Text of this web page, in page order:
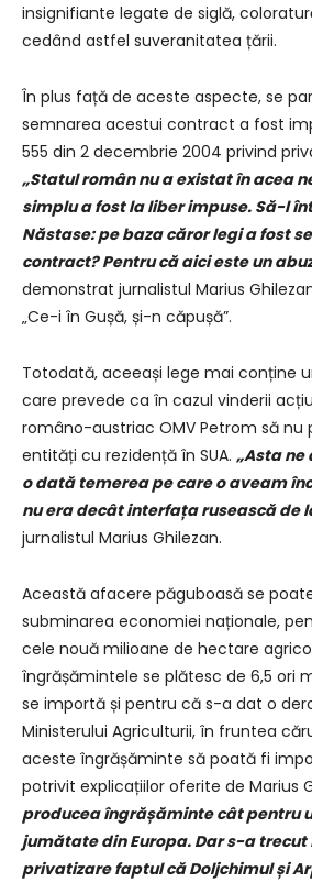
insignifiante legate de siglă,
cedând astfel suveranitatea țării.
În plus față de aceste aspecte, se
semnarea acestui contract a fost
555 din 2 decembrie 2004 privind
„Statul român nu a existat în acea
simplu a fost la liber impuse. Să-l
Năstase: pe baza căror legi a fost
contract? Pentru că aici este un
demonstrat jurnalistul Marius
„Ce-i în Gușă, și-n căpușă”.
Totodată, aceeași lege mai conține
care prevede ca în cazul vinderii
româno-austriac OMV Petrom să nu
entități cu rezidență în SUA. „Asta
o dată temerea pe care o aveam
nu era decât interfața rusească de
jurnalistul Marius Ghilezan.
Această afacere păguboasă se
subminarea economiei naționale,
cele nouă milioane de hectare
îngrășămintele se plătesc de 6,5 ori
se importă și pentru că s-a dat o
Ministerului Agriculturii, în fruntea
aceste îngrășăminte să poată fi
potrivit explicațiilor oferite de Marius
producea îngrășăminte cât pentru
jumătate din Europa. Dar s-a
privatizare faptul că Doljchimul și